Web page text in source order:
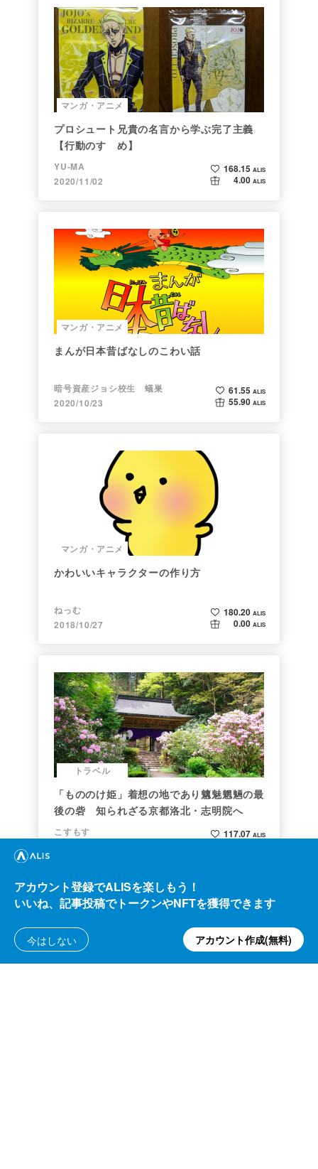
マンガ・アニメ
プロシュート兄貴の名言から学ぶ完了主義
【行動のすゝめ】
YU-MA
2020/11/02
168.15 ALIS
4.00 ALIS
マンガ・アニメ
まんが日本昔ばなしのこわい話
暗号資産ジョシ校生 蟻巣
2020/10/23
61.55 ALIS
55.90 ALIS
マンガ・アニメ
かわいいキャラクターの作り方
ねっむ
2018/10/27
180.20 ALIS
0.00 ALIS
トラベル
「もののけ姫」着想の地であり魑魅魍魎の最
後の砦 知られざる京都洛北・志明院へ
こすもす
117.07 ALIS
アカウント登録でALISを楽しもう！
いいね、記事投稿でトークンやNFTを獲得できます
今はしない アカウント作成(無料)